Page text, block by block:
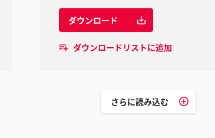
ダウンロード
ダウンロードリストに追加
さらに読み込む